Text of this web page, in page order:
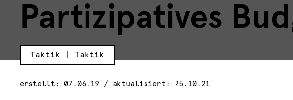
Partizipatives
Taktik | Taktik
erstellt: 07.06.19 / aktualisiert: 25.10.21